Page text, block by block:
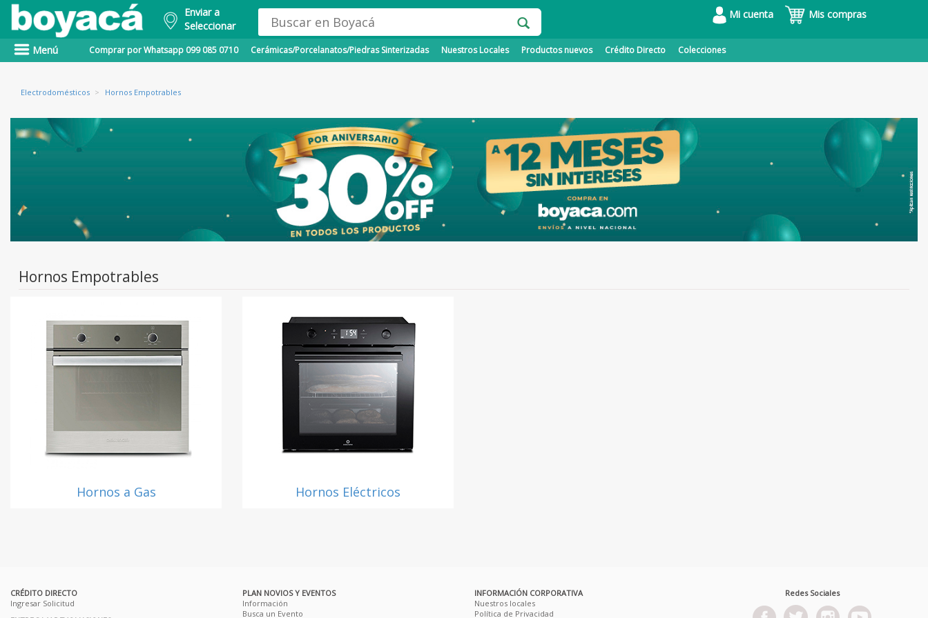
Enviar a
Seleccionar
Mi cuenta Mis compras
Menú Comprar por Whatsapp 099 085 0710 Cerámicas/Porcelanatos/Piedras Sinterizadas Nuestros Locales Productos nuevos Crédito Directo Colecciones
Electrodomésticos > Hornos Empotrables
Hornos Empotrables
Hornos a Gas Hornos Eléctricos
CRÉDITO DIRECTO
Ingresar Solicitud
PLAN NOVIOS Y EVENTOS
Información
Busca un Evento
INFORMACIÓN CORPORATIVA
Nuestros locales
Política de Privacidad
Redes Sociales